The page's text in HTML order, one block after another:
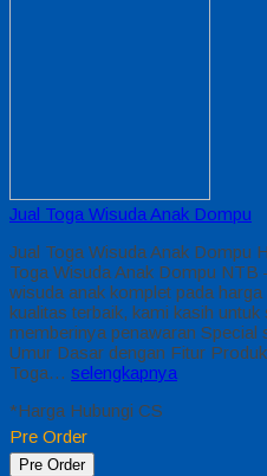
Jual Toga Wisuda Anak Dompu
Jual Toga Wisuda Anak Dompu
Toga Wisuda Anak Dompu
wisuda anak komplet pada
kualitas terbaik, kami kasih
memberinya penawaran Special
Umur Dasar dengan Fitur
Toga… selengkapnya
*Harga Hubungi CS
Pre Order
Pre Order